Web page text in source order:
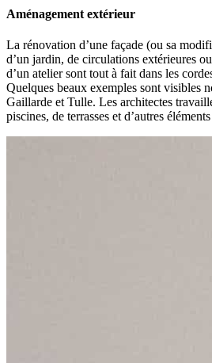
Aménagement extérieur
La rénovation d’une façade (ou sa
d’un jardin, de circulations extérieures
d’un atelier sont tout à fait dans les
Quelques beaux exemples sont visibles
Gaillarde et Tulle. Les architectes
piscines, de terrasses et d’autres